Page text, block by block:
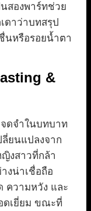
สองพาร์ทช่วย
ดาว่าบทสรุป
นหรือรอยน้ำตา
&
จดจำในบทบาท
ลี่ยนแปลงจาก
งสาวที่กล้า
งน่าเชื่อถือ
ความหวัง และ
ดเยี่ยม ขณะที่